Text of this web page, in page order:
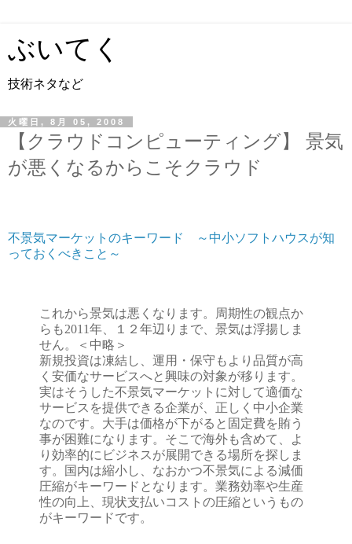
ぶいてく
技術ネタなど
火曜日, 8月 05, 2008
【クラウドコンピューティング】 景気
が悪くなるからこそクラウド
不景気マーケットのキーワード ～中小ソフトハウスが知
っておくべきこと～
これから景気は悪くなります。周期性の観点か
らも2011年、１２年辺りまで、景気は浮揚しま
せん。＜中略＞
新規投資は凍結し、運用・保守もより品質が高
く安価なサービスへと興味の対象が移ります。
実はそうした不景気マーケットに対して適価な
サービスを提供できる企業が、正しく中小企業
なのです。大手は価格が下がると固定費を賄う
事が困難になります。そこで海外も含めて、よ
り効率的にビジネスが展開できる場所を探しま
す。国内は縮小し、なおかつ不景気による減価
圧縮がキーワードとなります。業務効率や生産
性の向上、現状支払いコストの圧縮というもの
がキーワードです。